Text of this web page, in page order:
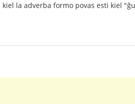
la adverba formo povas esti kiel